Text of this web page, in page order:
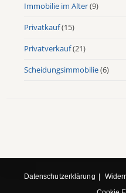
Immobilie im Alter(9)
Privatkauf(15)
Privatverkauf(21)
Scheidungsimmobilie(6)
Datenschutzerklärung